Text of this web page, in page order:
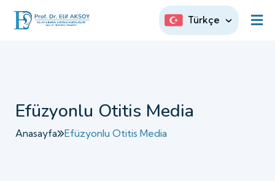
Türkçe
Efüzyonlu Otitis Media
Anasayfa Efüzyonlu Otitis Media